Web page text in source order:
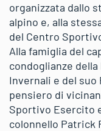
organizzata dallo
alpino e, alla
del Centro
Alla famiglia del
condoglianze
Invernali e del suo
pensiero di
Sportivo Esercito
colonnello Patrick